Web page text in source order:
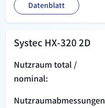
Datenblatt
Systec HX-320 2D
Nutzraum total /
nominal:
Nutzraum­abmessungen